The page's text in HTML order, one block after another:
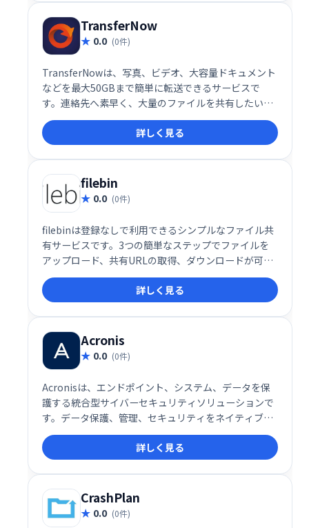
TransferNow
0.0 (0件)
TransferNowは、写真、ビデオ、大容量ドキュメント
などを最大50GBまで簡単に転送できるサービスで
す。連絡先へ素早く、大量のファイルを共有したい時
におすすめです。
詳しく見る
filebin
0.0 (0件)
filebinは登録なしで利用できるシンプルなファイル共
有サービスです。3つの簡単なステップでファイルを
アップロード、共有URLの取得、ダウンロードが可能
です。
詳しく見る
Acronis
0.0 (0件)
Acronisは、エンドポイント、システム、データを保
護する統合型サイバーセキュリティソリューションで
す。データ保護、管理、セキュリティをネイティブに
統合することで、包括的な保護を実現します。高度な
脅威からデータを守り、ビジネスの継続性を確保しま
す。
詳しく見る
CrashPlan
0.0 (0件)